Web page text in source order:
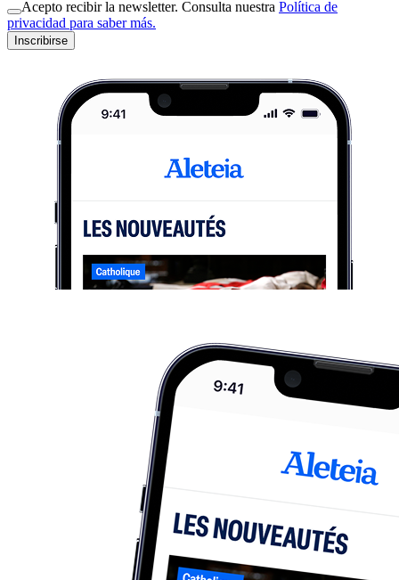
Acepto recibir la newsletter. Consulta nuestra Política de
privacidad para saber más.
Inscribirse